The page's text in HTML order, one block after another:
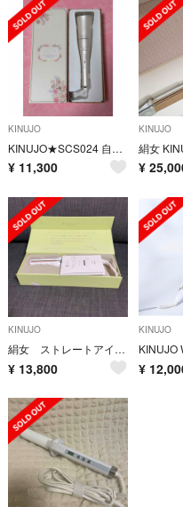
KINUJO
KINUJO★SCS024 自動巻きカールアイロン Spin &curl
¥ 11,300
KINUJO
¥
KINUJO
絹女 ストレートアイロン LM-125
¥ 13,800
KINUJO
¥